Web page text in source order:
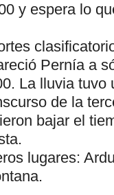
y espera lo
Pernía a
La lluvia tuvo
de la
bajar el
lugares: